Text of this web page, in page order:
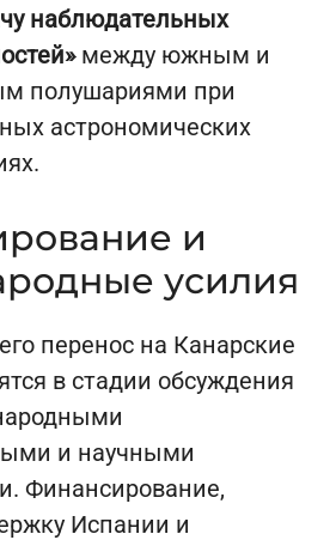
наблюдательных
между южным и
полушариями при
астрономических
и
усилия
перенос на Канарские
в стадии обсуждения
и научными
Финансирование,
Испании и